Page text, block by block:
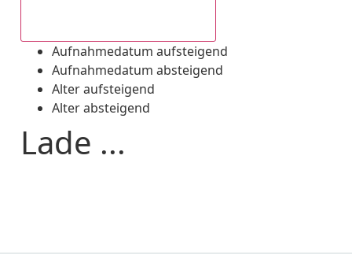
Aufnahmedatum aufsteigend
Aufnahmedatum absteigend
Alter aufsteigend
Alter absteigend
Lade ...